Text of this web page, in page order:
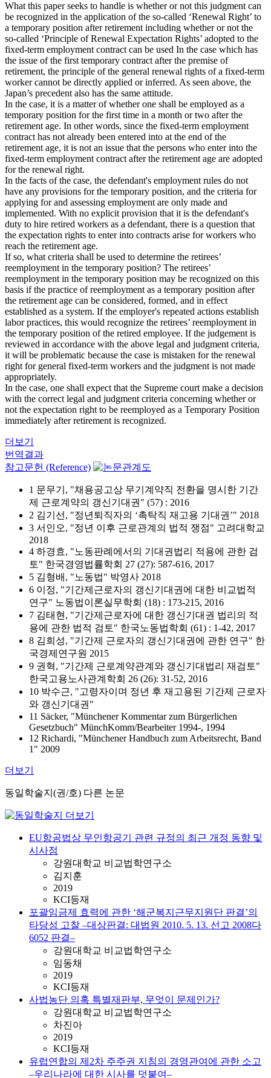
What this paper seeks to handle is whether or not this judgment can
be recognized in the application of the so-called ‘Renewal Right’ to
a temporary position after retirement including whether or not the
so-called ‘Principle of Renewal Expectation Rights’ adopted to the
fixed-term employment contract can be used In the case which has
the issue of the first temporary contract after the premise of
retirement, the principle of the general renewal rights of a fixed-term
worker cannot be directly applied or inferred. As seen above, the
Japan’s precedent also has the same attitude.
In the case, it is a matter of whether one shall be employed as a
temporary position for the first time in a month or two after the
retirement age. In other words, since the fixed-term employment
contract has not already been entered into at the end of the
retirement age, it is not an issue that the persons who enter into the
fixed-term employment contract after the retirement age are adopted
for the renewal right.
In the facts of the case, the defendant's employment rules do not
have any provisions for the temporary position, and the criteria for
applying for and assessing employment are only made and
implemented. With no explicit provision that it is the defendant's
duty to hire retired workers as a defendant, there is a question that
the expectation rights to enter into contracts arise for workers who
reach the retirement age.
If so, what criteria shall be used to determine the retirees’
reemployment in the temporary position? The retirees’
reemployment in the temporary position may be recognized on this
basis if the practice of reemployment as a temporary position after
the retirement age can be considered, formed, and in effect
established as a system. If the employer's repeated actions establish
labor practices, this would recognize the retirees’ reemployment in
the temporary position of the retired employee. If the judgement is
reviewed in accordance with the above legal and judgment criteria,
it will be problematic because the case is mistaken for the renewal
right for general fixed-term workers and the judgment is not made
appropriately.
In the case, one shall expect that the Supreme court make a decision
with the correct legal and judgment criteria concerning whether or
not the expectation right to be reemployed as a Temporary Position
immediately after retirement is recognized.
더보기
번역결과
참고문헌 (Reference)
1 문무기, "채용공고상 무기계약직 전환을 명시한 기간
제 근로계약의 갱신기대권" (57) : 2016
2 김기선, "정년퇴직자의 ‘촉탁직 재고용 기대권’" 2018
3 서인오, "정년 이후 근로관계의 법적 쟁점" 고려대학교
2018
4 하경효, "노동판례에서의 기대권법리 적용에 관한 검
토" 한국경영법률학회 27 (27): 587-616, 2017
5 김형배, "노동법" 박영사 2018
6 이정, "기간제근로자의 갱신기대권에 대한 비교법적
연구" 노동법이론실무학회 (18) : 173-215, 2016
7 김태현, "기간제근로자에 대한 갱신기대권 법리의 적
용에 관한 법적 검토" 한국노동법학회 (61) : 1-42, 2017
8 김희성, "기간제 근로자의 갱신기대권에 관한 연구" 한
국경제연구원 2015
9 권혁, "기간제 근로계약관계와 갱신기대법리 재검토"
한국고용노사관계학회 26 (26): 31-52, 2016
10 박수근, "고령자이며 정년 후 재고용된 기간제 근로자
와 갱신기대권"
11 Säcker, "Münchener Kommentar zum Bürgerlichen
Gesetzbuch" MünchKomm/Bearbeiter 1994-, 1994
12 Richardi, "Münchener Handbuch zum Arbeitsrecht, Band
1" 2009
더보기
동일학술지(권/호) 다른 논문
EU항공법상 무인항공기 관련 규정의 최근 개정 동향 및
시사점
강원대학교 비교법학연구소
김지훈
2019
KCI등재
포괄임금제 효력에 관한 ‘해군복지근무지원단 판결’의
타당성 고찰 –대상판결: 대법원 2010. 5. 13. 선고 2008다
6052 판결–
강원대학교 비교법학연구소
임동채
2019
KCI등재
사법농단 의혹 특별재판부, 무엇이 문제인가?
강원대학교 비교법학연구소
차진아
2019
KCI등재
유럽연합의 제2차 주주권 지침의 경영관여에 관한 소고
–우리나라에 대한 시사를 덧붙여–